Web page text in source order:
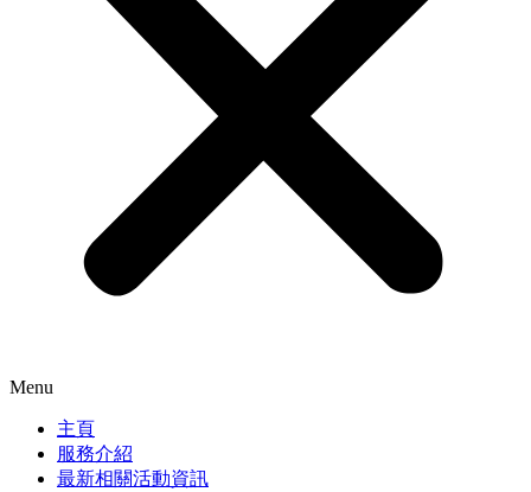
Menu
主頁
服務介紹
最新相關活動資訊